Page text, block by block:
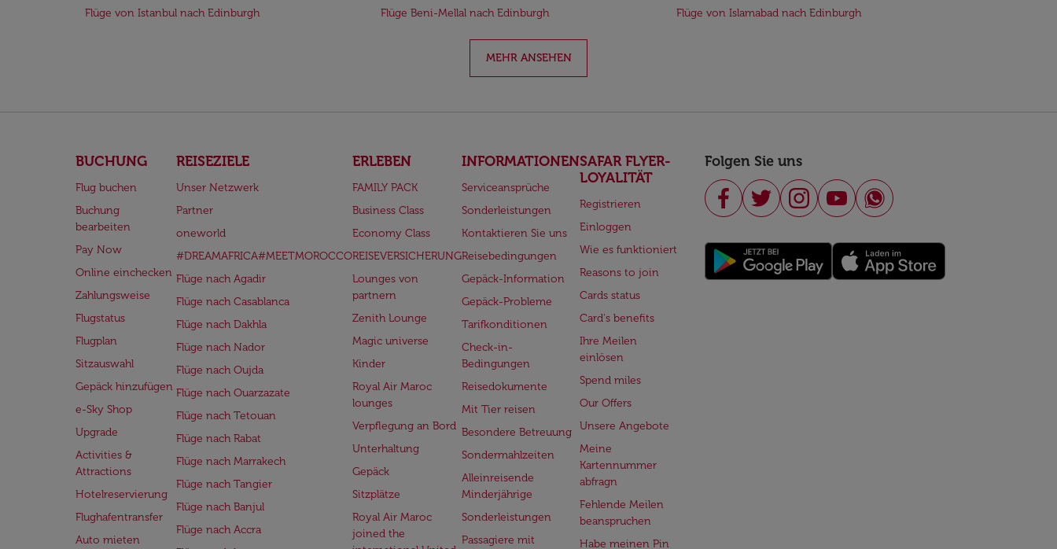
Flüge von Istanbul nach Edinburgh
Flüge Beni-Mellal nach Edinburgh Flüge von Islamabad nach Edinburgh
MEHR ANSEHEN
BUCHUNG
Flug buchen
Buchung
bearbeiten
Pay Now
Online einchecken
Zahlungsweise
Flugstatus
Flugplan
Sitzauswahl
Gepäck hinzufügen
e-Sky Shop
Upgrade
Activities &
Attractions
Hotelreservierung
Flughafentransfer
Auto mieten
REISEZIELE
Unser Netzwerk
Partner
oneworld
#DREAMAFRICA#MEETMOROCCO
Flüge nach Agadir
Flüge nach Casablanca
Flüge nach Dakhla
Flüge nach Nador
Flüge nach Oujda
Flüge nach Ouarzazate
Flüge nach Tetouan
Flüge nach Rabat
Flüge nach Marrakech
Flüge nach Tangier
Flüge nach Banjul
Flüge nach Accra
ERLEBEN
FAMILY PACK
Business Class
Economy Class
REISEVERSICHERUNG
Lounges von
partnern
Zenith Lounge
Magic universe
Kinder
Royal Air Maroc
lounges
Verpflegung an Bord
Unterhaltung
Gepäck
Sitzplätze
Royal Air Maroc
joined the
INFORMATIONEN
Serviceansprüche
Sonderleistungen
Kontaktieren Sie uns
Reisebedingungen
Gepäck-Information
Gepäck-Probleme
Tarifkonditionen
Check-in-
Bedingungen
Reisedokumente
Mit Tier reisen
Besondere Betreuung
Sondermahlzeiten
Alleinreisende
Minderjährige
Sonderleistungen
Passagiere mit
SAFAR FLYER-
LOYALITÄT
Registrieren
Einloggen
Wie es funktioniert
Reasons to join
Cards status
Card's benefits
Ihre Meilen
einlösen
Spend miles
Our Offers
Unsere Angebote
Meine
Kartennummer
abfragn
Fehlende Meilen
beanspruchen
Habe meinen Pin
Folgen Sie uns